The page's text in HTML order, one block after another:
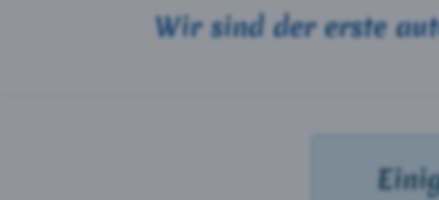
Wir sind der erste